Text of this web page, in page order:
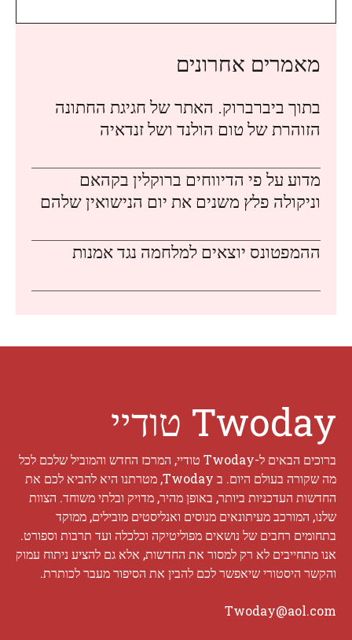
מאמרים אחרונים
בתוך ביברברוק. האתר של חגיגת החתונה
הזוהרת של טום הולנד ושל זנדאיה
מדוע על פי הדיווחים ברוקלין בקהאם
וניקולה פלץ משנים את יום הנישואין שלהם
ההמפטונס יוצאים למלחמה נגד אמנות
Twoday טודיי
ברוכים הבאים ל-Twoday טודיי, המרכז החדש והמוביל שלכם לכל
מה שקורה בעולם היום. ב Twoday, מטרתנו היא להביא לכם את
החדשות העדכניות ביותר, באופן מהיר, מדויק ובלתי משוחד. הצוות
שלנו, המורכב מעיתונאים מנוסים ואנליסטים מובילים, ממוקד
בתחומים רחבים של נושאים מפוליטיקה וכלכלה ועד תרבות וספורט.
אנו מתחייבים לא רק למסור את החדשות, אלא גם להציע ניתוח עמוק
והקשר היסטורי שיאפשר לכם להבין את הסיפור מעבר לכותרת.
Twoday@aol.com